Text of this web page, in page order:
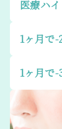
医療ハ
1ヶ月で
1ヶ月で